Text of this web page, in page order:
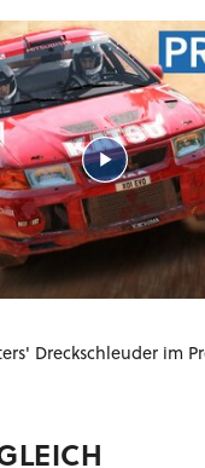
Dreckschleuder im